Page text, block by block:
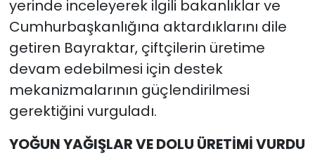
yerinde inceleyerek ilgili bakanlıklar ve
Cumhurbaşkanlığına aktardıklarını dile
getiren Bayraktar, çiftçilerin üretime
devam edebilmesi için destek
mekanizmalarının güçlendirilmesi
gerektiğini vurguladı.
YOĞUN YAĞIŞLAR VE DOLU ÜRETİMİ VURDU